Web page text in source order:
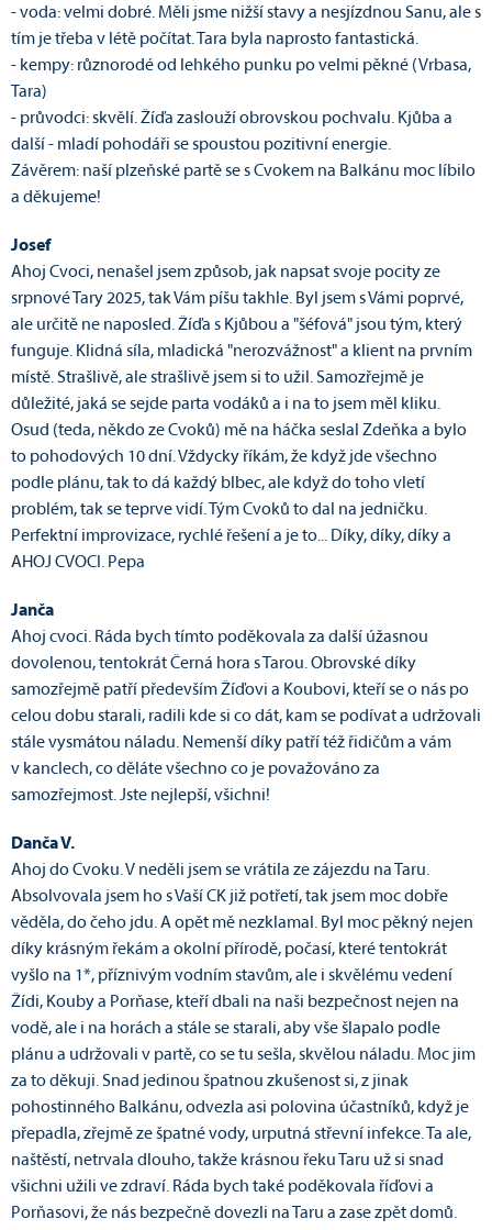
- voda: velmi dobré. Měli jsme nižší stavy a nesjízdnou Sanu, ale s
tím je třeba v létě počítat. Tara byla naprosto fantastická.
- kempy: různorodé od lehkého punku po velmi pěkné (Vrbasa,
Tara)
- průvodci: skvělí. Žíďa zaslouží obrovskou pochvalu. Kjůba a
další - mladí pohodáři se spoustou pozitivní energie.
Závěrem: naší plzeňské partě se s Cvokem na Balkánu moc líbilo
a děkujeme!
Josef
Ahoj Cvoci, nenašel jsem způsob, jak napsat svoje pocity ze
srpnové Tary 2025, tak Vám píšu takhle. Byl jsem s Vámi poprvé,
ale určitě ne naposled. Žíďa s Kjůbou a "šéfová" jsou tým, který
funguje. Klidná síla, mladická "nerozvážnost" a klient na prvním
místě. Strašlivě, ale strašlivě jsem si to užil. Samozřejmě je
důležité, jaká se sejde parta vodáků a i na to jsem měl kliku.
Osud (teda, někdo ze Cvoků) mě na háčka seslal Zdeňka a bylo
to pohodových 10 dní. Vždycky říkám, že když jde všechno
podle plánu, tak to dá každý blbec, ale když do toho vletí
problém, tak se teprve vidí. Tým Cvoků to dal na jedničku.
Perfektní improvizace, rychlé řešení a je to... Díky, díky, díky a
AHOJ CVOCI. Pepa
Janča
Ahoj cvoci. Ráda bych tímto poděkovala za další úžasnou
dovolenou, tentokrát Černá hora s Tarou. Obrovské díky
samozřejmě patří především Žíďovi a Koubovi, kteří se o nás po
celou dobu starali, radili kde si co dát, kam se podívat a udržovali
stále vysmátou náladu. Nemenší díky patří též řidičům a vám
v kanclech, co děláte všechno co je považováno za
samozřejmost. Jste nejlepší, všichni!
Danča V.
Ahoj do Cvoku. V neděli jsem se vrátila ze zájezdu na Taru.
Absolvovala jsem ho s Vaší CK již potřetí, tak jsem moc dobře
věděla, do čeho jdu. A opět mě nezklamal. Byl moc pěkný nejen
díky krásným řekám a okolní přírodě, počasí, které tentokrát
vyšlo na 1*, příznivým vodním stavům, ale i skvělému vedení
Žídi, Kouby a Porňase, kteří dbali na naši bezpečnost nejen na
vodě, ale i na horách a stále se starali, aby vše šlapalo podle
plánu a udržovali v partě, co se tu sešla, skvělou náladu. Moc jim
za to děkuji. Snad jedinou špatnou zkušenost si, z jinak
pohostinného Balkánu, odvezla asi polovina účastníků, když je
přepadla, zřejmě ze špatné vody, urputná střevní infekce. Ta ale,
naštěstí, netrvala dlouho, takže krásnou řeku Taru už si snad
všichni užili ve zdraví. Ráda bych také poděkovala říďovi a
Porňasovi, že nás bezpečně dovezli na Taru a zase zpět domů.